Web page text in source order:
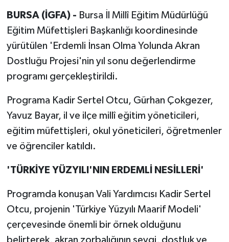
BURSA (İGFA) - Bursa İl Millî Eğitim Müdürlüğü
Eğitim Müfettişleri Başkanlığı koordinesinde
yürütülen 'Erdemli İnsan Olma Yolunda Akran
Dostluğu Projesi'nin yıl sonu değerlendirme
programı gerçekleştirildi.
Programa Kadir Sertel Otcu, Gürhan Çokgezer,
Yavuz Bayar, il ve ilçe millî eğitim yöneticileri,
eğitim müfettişleri, okul yöneticileri, öğretmenler
ve öğrenciler katıldı.
'TÜRKİYE YÜZYILI'NIN ERDEMLİ NESİLLERİ'
Programda konuşan Vali Yardımcısı Kadir Sertel
Otcu, projenin 'Türkiye Yüzyılı Maarif Modeli'
çerçevesinde önemli bir örnek olduğunu